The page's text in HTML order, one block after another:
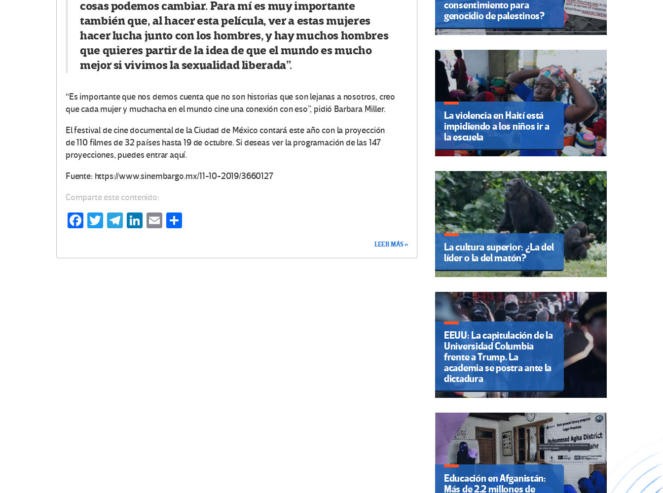
cosas podemos cambiar. Para mí es muy importante
también que, al hacer esta película, ver a estas mujeres
hacer lucha junto con los hombres, y hay muchos hombres
que quieres partir de la idea de que el mundo es mucho
mejor si vivimos la sexualidad liberada”.
“Es importante que nos demos cuenta que no son historias que son lejanas a nosotros, creo
que cada mujer y muchacha en el mundo cine una conexión con eso”, pidió Barbara Miller.
El festival de cine documental de la Ciudad de México contará este año con la proyección
de 110 filmes de 32 países hasta 19 de octubre. Si deseas ver la programación de las 147
proyecciones, puedes entrar aquí.
Fuente: https://www.sinembargo.mx/11-10-2019/3660127
Comparte este contenido:
Fa T
Te
Li
E
LEER MÁS »
consentimiento para
genocidio de palestinos?
La violencia en Haití está
impidiendo a los niños ir a
la escuela
La cultura superior: ¿La del
líder o la del matón?
EEUU: La capitulación de la
Universidad Columbia
frente a Trump. La
academia se postra ante la
dictadura
Educación en Afganistán:
Más de 2.2 millones de